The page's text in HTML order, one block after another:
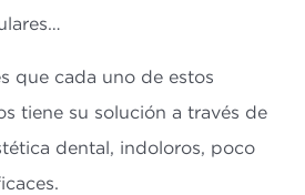
que cada uno de estos
tiene su solución a través de
dental, indoloros, poco